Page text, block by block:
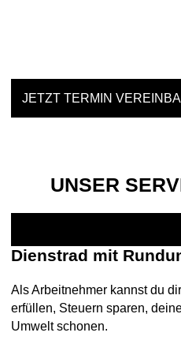
JETZT TERMIN
UNSER
Dienstrad mit
Als Arbeitnehmer kannst du
erfüllen, Steuern sparen,
Umwelt schonen.